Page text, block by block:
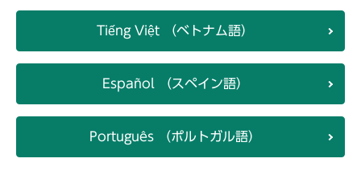
Tiếng Việt （ベトナム語）
Español （スペイン語）
Português （ポルトガル語）